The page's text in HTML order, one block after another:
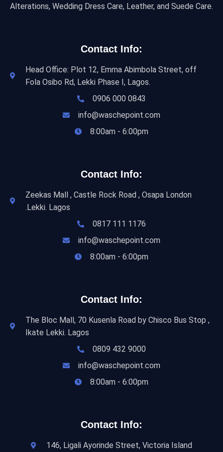
Alterations, Wedding Dress Care, Leather, and Suede Care.
Contact Info:
Head Office: Plot 12, Emma Abimbola Street, off
Fola Osibo Rd, Lekki Phase I, Lagos.
0906 000 0843
info@waschepoint.com
8:00am - 6:00pm
Contact Info:
Zeekas Mall , Castle Rock Road , Osapa London
.Lekki. Lagos
0817 111 1176
info@waschepoint.com
8:00am - 6:00pm
Contact Info:
The Bloc Mall, 70 Kusenla Road by Chisco Bus Stop ,
Ikate Lekki. Lagos
0809 432 9000
info@waschepoint.com
8:00am - 6:00pm
Contact Info:
146, Ligali Ayorinde Street, Victoria Island